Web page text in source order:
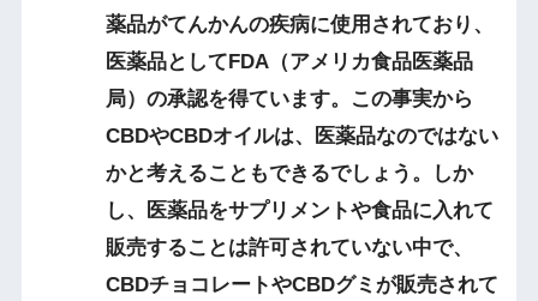
薬品がてんかんの疾病に使用されており、
医薬品としてFDA（アメリカ食品医薬品
局）の承認を得ています。この事実から
CBDやCBDオイルは、医薬品なのではない
かと考えることもできるでしょう。しか
し、医薬品をサプリメントや食品に入れて
販売することは許可されていない中で、
CBDチョコレートやCBDグミが販売されて